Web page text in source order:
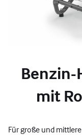
mit
Für große und